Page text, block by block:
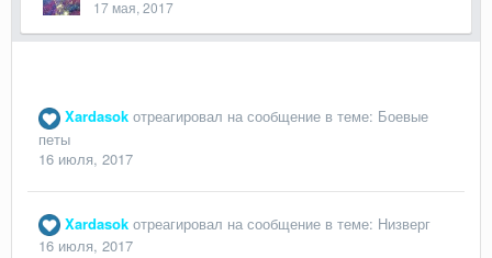
17 мая, 2017
Xardasok отреагировал на сообщение в теме: Боевые
петы
16 июля, 2017
Xardasok отреагировал на сообщение в теме: Низверг
16 июля, 2017